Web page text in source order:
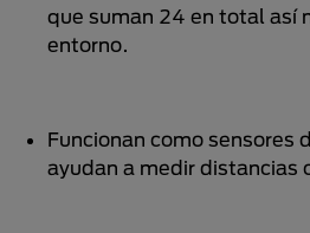
que suman 24 en total así
entorno.
Funcionan como sensores
ayudan a medir distancias